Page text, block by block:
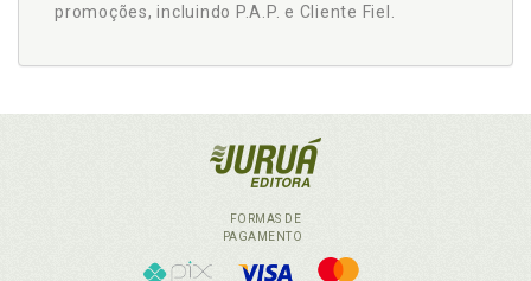
promoções, incluindo P.A.P. e Cliente Fiel.
FORMAS DE
PAGAMENTO